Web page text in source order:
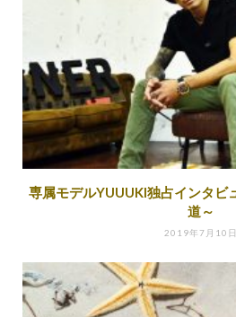
専属モデルYUUUKI独占インタビ
道～
2019年7月10日